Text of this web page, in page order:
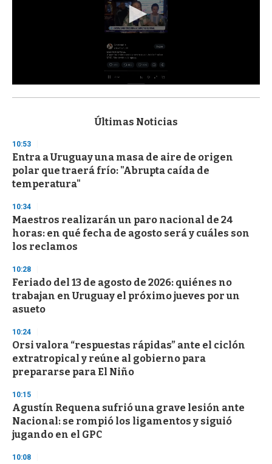
s
d
s
o
f
3
s
e
c
o
n
Últimas Noticias
10:53
Entra a Uruguay una masa de aire de origen
polar que traerá frío: "Abrupta caída de
temperatura"
10:34
Maestros realizarán un paro nacional de 24
horas: en qué fecha de agosto será y cuáles son
los reclamos
10:28
Feriado del 13 de agosto de 2026: quiénes no
trabajan en Uruguay el próximo jueves por un
asueto
10:24
Orsi valora “respuestas rápidas” ante el ciclón
extratropical y reúne al gobierno para
prepararse para El Niño
10:15
Agustín Requena sufrió una grave lesión ante
Nacional: se rompió los ligamentos y siguió
jugando en el GPC
10:08